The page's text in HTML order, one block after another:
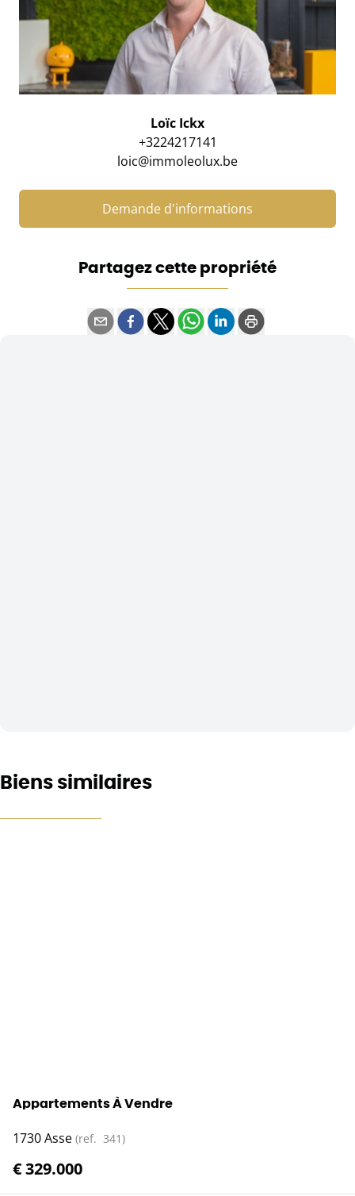
Loïc Ickx
+3224217141
loic@immoleolux.be
Demande d'informations
Partagez cette propriété
Biens similaires
Appartements À Vendre
1730 Asse (ref. 341)
€ 329.000